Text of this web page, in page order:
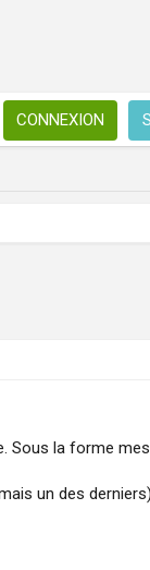
CONNEXION
la forme
un des